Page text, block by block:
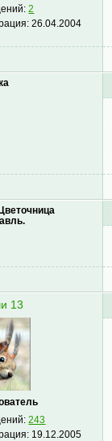
2
26.04.2004
13
243
19.12.2005